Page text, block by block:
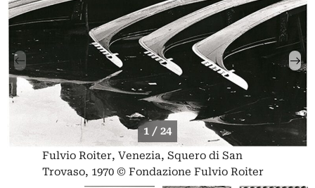
1 / 24
Fulvio Roiter, Venezia, Squero di San
Trovaso, 1970 © Fondazione Fulvio Roiter